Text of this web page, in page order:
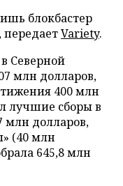
блокбастер
передаетVariety.
Северной
млн долларов,
400 млн
лучшие сборы в
млн долларов,
(40 млн
645,8 млн